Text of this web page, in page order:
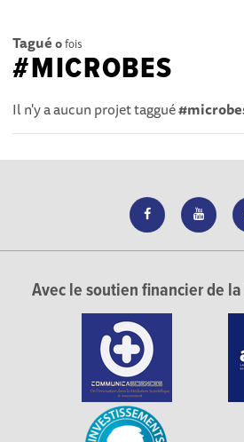
Tagué 0fois
#MICROBES
Il n'y a aucun projet taggué
Avec le soutien financier de